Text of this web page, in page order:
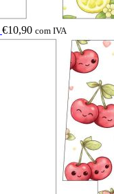
€10,90 com IVA